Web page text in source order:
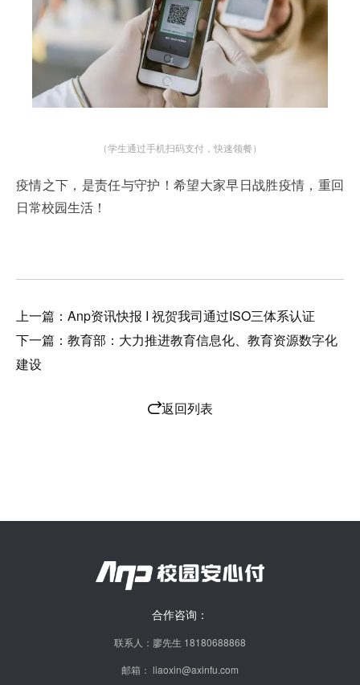
（学生通过手机扫码支付，快速领餐）
疫情之下，是责任与守护！希望大家早日战胜疫情，重回
日常校园生活！
上一篇：Anp资讯快报 I 祝贺我司通过ISO三体系认证
下一篇：教育部：大力推进教育信息化、教育资源数字化
建设
返回列表
合作咨询：
联系人：廖先生 18180688868
邮箱： liaoxin@axinfu.com